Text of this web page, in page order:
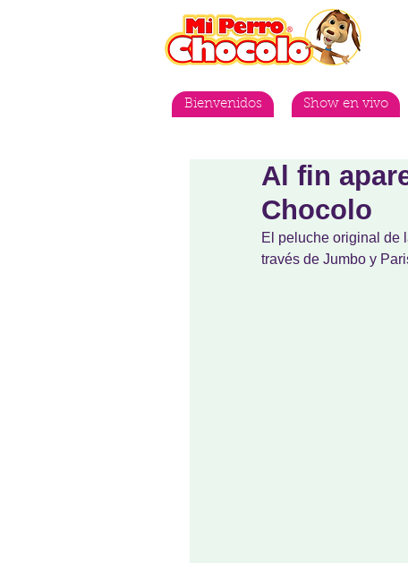
Bienvenidos Show en vivo
Al fin
Chocolo
El peluche original de
través de Jumbo y